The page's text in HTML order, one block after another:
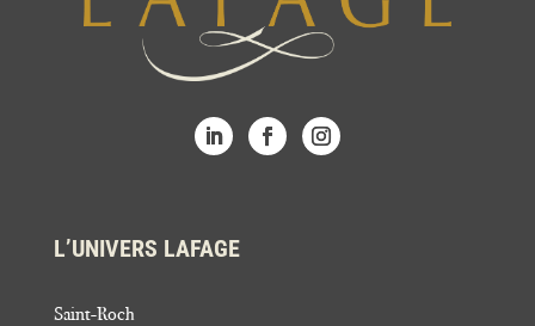
L’UNIVERS LAFAGE
Saint-Roch